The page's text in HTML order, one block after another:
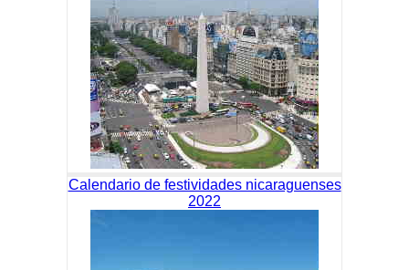
Calendario de festividades nicaraguenses
2022